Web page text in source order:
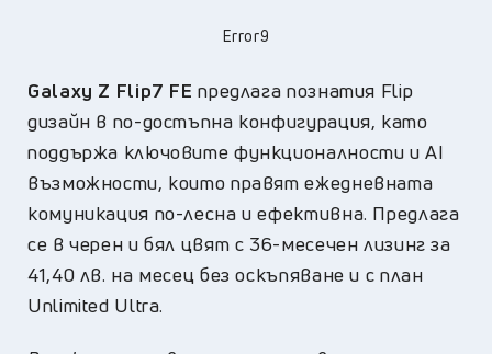
Error9
Galaxy Z Flip7 FEпредлага познатия Flip
дизайн в по-достъпна конфигурация, като
поддържа ключовите функционалности и AI
възможности, които правят ежедневната
комуникация по-лесна и ефективна. Предлага
се в черен и бял цвят с 36-месечен лизинг за
41,40 лв. на месец без оскъпяване и с план
Unlimited Ultra.